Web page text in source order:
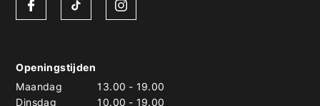
Openingstijden
Maandag
13.00 - 19.00
Dinsdag
10.00 - 19.00